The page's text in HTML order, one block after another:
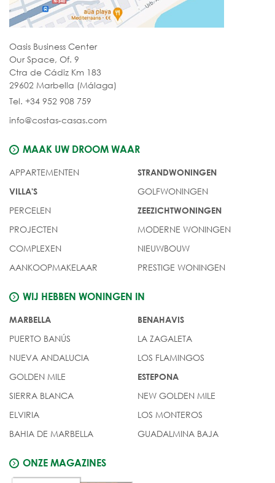
Oasis Business Center
Our Space, Of. 9
Ctra de Cádiz Km 183
29602 Marbella (Málaga)
Tel. +34 952 908 759
info@costas-casas.com
MAAK UW DROOM WAAR
APPARTEMENTEN
VILLA'S
PERCELEN
PROJECTEN
COMPLEXEN
AANKOOPMAKELAAR
STRANDWONINGEN
GOLFWONINGEN
ZEEZICHTWONINGEN
MODERNE WONINGEN
NIEUWBOUW
PRESTIGE WONINGEN
WIJ HEBBEN WONINGEN IN
MARBELLA
PUERTO BANÚS
NUEVA ANDALUCIA
GOLDEN MILE
SIERRA BLANCA
ELVIRIA
BAHIA DE MARBELLA
BENAHAVIS
LA ZAGALETA
LOS FLAMINGOS
ESTEPONA
NEW GOLDEN MILE
LOS MONTEROS
GUADALMINA BAJA
ONZE MAGAZINES